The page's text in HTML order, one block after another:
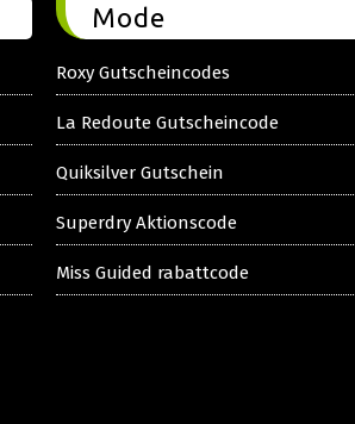
Mode
Roxy Gutscheincodes
La Redoute Gutscheincode
Quiksilver Gutschein
Superdry Aktionscode
Miss Guided rabattcode